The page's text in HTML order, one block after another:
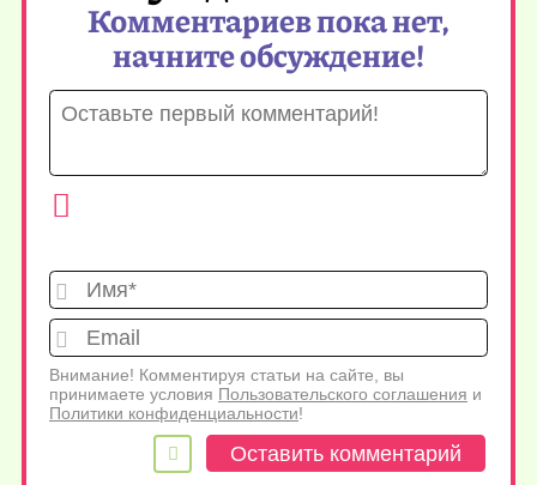
Комментариев пока нет,
начните обсуждение!
Имя*
Внимание! Комментируя статьи на сайте, вы
принимаете условия Пользовательского соглашения и
Политики конфиденциальности!